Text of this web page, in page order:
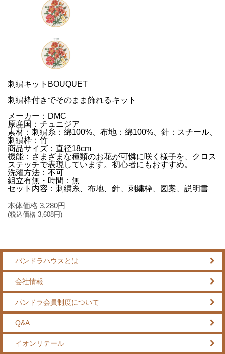
刺繍キットBOUQUET
刺繍枠付きでそのまま飾れるキット
メーカー：DMC
原産国：チュニジア
素材：刺繍糸：綿100%、布地：綿100%、針：スチール、
刺繍枠：竹
商品サイズ：直径18cm
機能：さまざまな種類のお花が可憐に咲く様子を、クロス
ステッチで表現しています。初心者にもおすすめ。
洗濯方法：不可
組立有無・時間：無
セット内容：刺繍糸、布地、針、刺繍枠、図案、説明書
本体価格 3,280円
(税込価格 3,608円)
パンドラハウスとは
会社情報
パンドラ会員制度について
Q&A
イオンリテール